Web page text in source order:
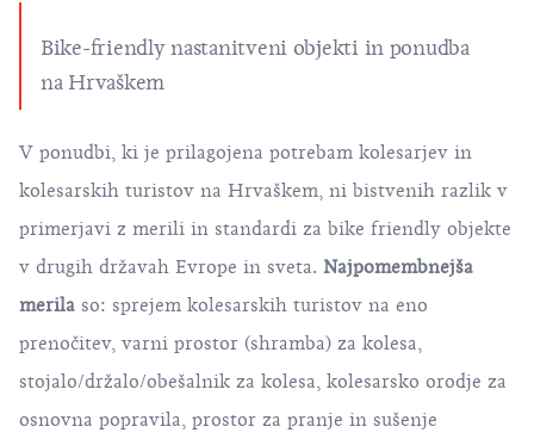
Bike-friendly nastanitveni objekti in ponudba
na Hrvaškem
V ponudbi, ki je prilagojena potrebam kolesarjev in
kolesarskih turistov na Hrvaškem, ni bistvenih razlik v
primerjavi z merili in standardi za bike friendly objekte
v drugih državah Evrope in sveta. Najpomembnejša
merila so: sprejem kolesarskih turistov na eno
prenočitev, varni prostor (shramba) za kolesa,
stojalo/držalo/obešalnik za kolesa, kolesarsko orodje za
osnovna popravila, prostor za pranje in sušenje